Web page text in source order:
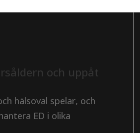
och uppåt
hälsoval spelar, och
ED i olika